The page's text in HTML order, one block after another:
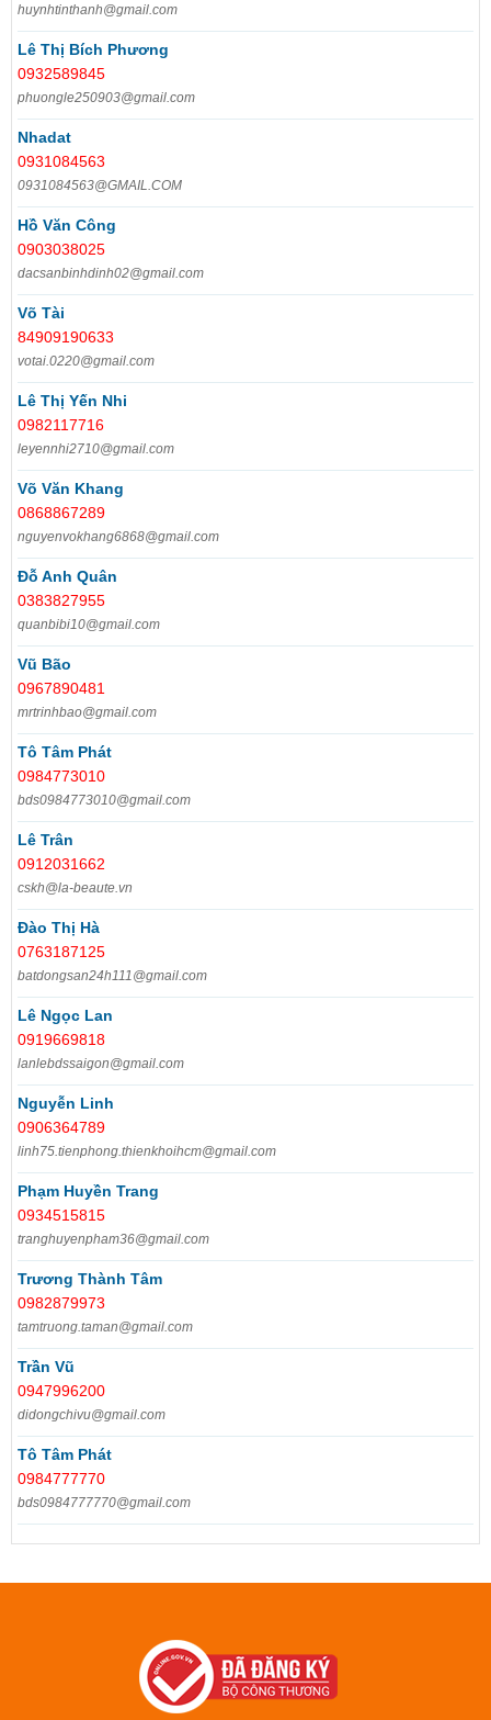
huynhtinthanh@gmail.com
Lê Thị Bích Phương
0932589845
phuongle250903@gmail.com
Nhadat
0931084563
0931084563@GMAIL.COM
Hồ Văn Công
0903038025
dacsanbinhdinh02@gmail.com
Võ Tài
84909190633
votai.0220@gmail.com
Lê Thị Yến Nhi
0982117716
leyennhi2710@gmail.com
Võ Văn Khang
0868867289
nguyenvokhang6868@gmail.com
Đỗ Anh Quân
0383827955
quanbibi10@gmail.com
Vũ Bão
0967890481
mrtrinhbao@gmail.com
Tô Tâm Phát
0984773010
bds0984773010@gmail.com
Lê Trân
0912031662
cskh@la-beaute.vn
Đào Thị Hà
0763187125
batdongsan24h111@gmail.com
Lê Ngọc Lan
0919669818
lanlebdssaigon@gmail.com
Nguyễn Linh
0906364789
linh75.tienphong.thienkhoihcm@gmail.com
Phạm Huyền Trang
0934515815
tranghuyenpham36@gmail.com
Trương Thành Tâm
0982879973
tamtruong.taman@gmail.com
Trần Vũ
0947996200
didongchivu@gmail.com
Tô Tâm Phát
0984777770
bds0984777770@gmail.com